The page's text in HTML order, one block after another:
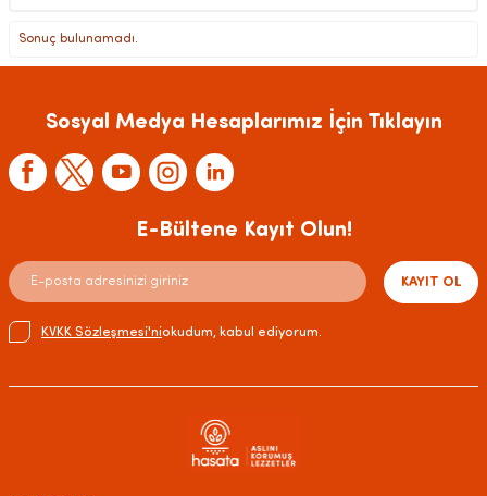
Sonuç bulunamadı.
Sosyal Medya Hesaplarımız İçin Tıklayın
E-Bültene Kayıt Olun!
KAYIT OL
KVKK Sözleşmesi'niokudum, kabul ediyorum.